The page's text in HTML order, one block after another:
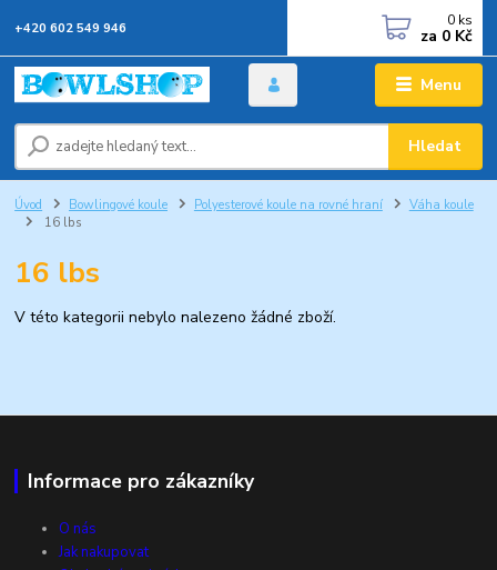
Menu
Hledat
+420 602 549 946 0 ks
za 0 Kč
Úvod Bowlingové koule Polyesterové koule na rovné hraní
Váha koule
16 lbs
16 lbs
V této kategorii nebylo nalezeno žádné zboží.
Informace pro zákazníky
O nás
Jak nakupovat